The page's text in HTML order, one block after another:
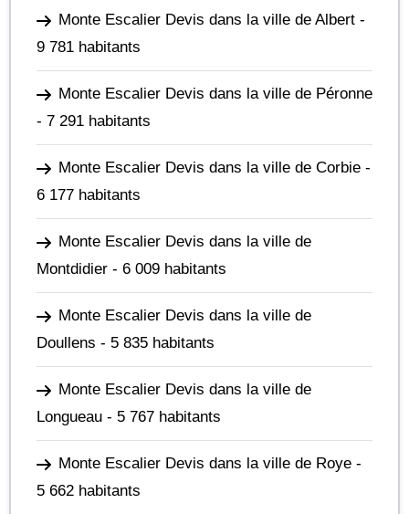
Monte Escalier Devis dans la ville de Albert -
9 781 habitants
Monte Escalier Devis dans la ville de Péronne
- 7 291 habitants
Monte Escalier Devis dans la ville de Corbie -
6 177 habitants
Monte Escalier Devis dans la ville de
Montdidier - 6 009 habitants
Monte Escalier Devis dans la ville de
Doullens - 5 835 habitants
Monte Escalier Devis dans la ville de
Longueau - 5 767 habitants
Monte Escalier Devis dans la ville de Roye -
5 662 habitants